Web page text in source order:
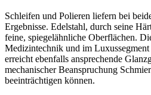
Schleifen und Polieren liefern bei
Ergebnisse. Edelstahl, durch seine
feine, spiegelähnliche Oberflächen.
Medizintechnik und im
erreicht ebenfalls ansprechende
mechanischer Beanspruchung
beeinträchtigen können.